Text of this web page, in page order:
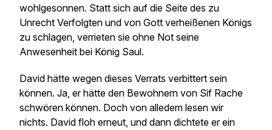
wohlgesonnen. Statt sich auf die Seite des zu
Unrecht Verfolgten und von Gott verheißenen Königs
zu schlagen, verrieten sie ohne Not seine
Anwesenheit bei König Saul.
David hätte wegen dieses Verrats verbittert sein
können. Ja, er hätte den Bewohnern von Sif Rache
schwören können. Doch von alledem lesen wir
nichts. David floh erneut, und dann dichtete er ein